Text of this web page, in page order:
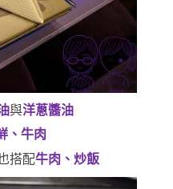
與洋蔥醬油
、牛肉
搭配牛肉、炒飯